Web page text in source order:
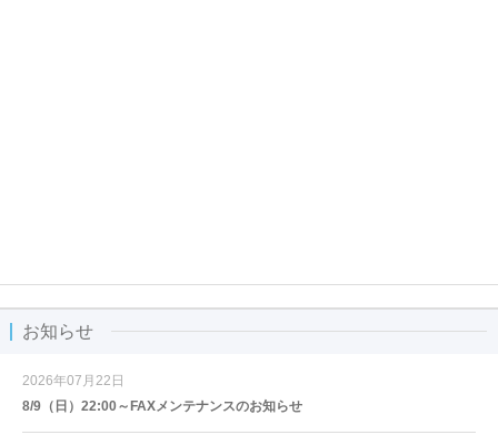
お知らせ
2026年07月22日
8/9（日）22:00～FAXメンテナンスのお知らせ